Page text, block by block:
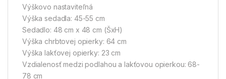
Výškovo nastaviteľná
Výška sedadla: 45-55 cm
Sedadlo: 48 cm x 48 cm (ŠxH)
Výška chrbtovej opierky: 64 cm
Výška lakťovej opierky: 23 cm
Vzdialenosť medzi podlahou a lakťovou opierkou: 68-
78 cm